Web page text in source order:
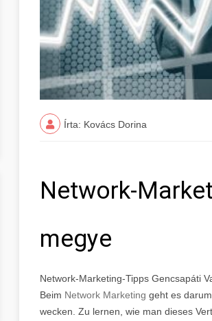
Írta: Kovács Dorina
Network-
megye
Network-Marketing-Tipps Gencsapáti
Beim Network Marketing geht es
wecken. Zu lernen, wie man dieses